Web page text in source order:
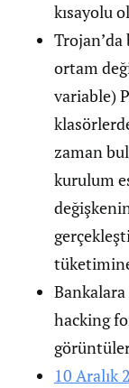
kısayolu
Trojan’da
ortam
variable)
zaman
kurulum
hacking
10 Aralık